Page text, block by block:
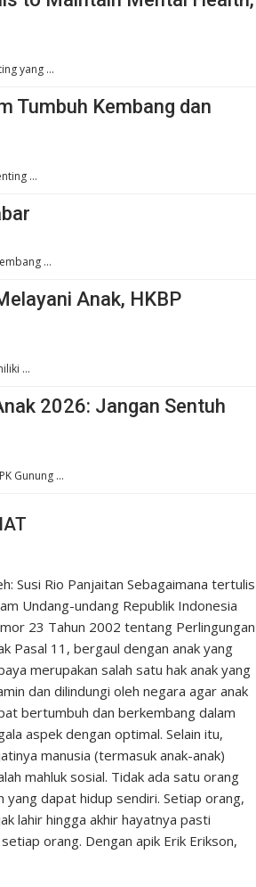
yang …
Tumbuh Kembang dan
…
…
Anak, HKBP
…
2026: Jangan Sentuh
Gunung …
Susi Rio Panjaitan Sebagaimana tertulis
Undang-undang Republik Indonesia
23 Tahun 2002 tentang Perlingungan
Pasal 11, bergaul dengan anak yang
merupakan salah satu hak anak yang
dan dilindungi oleh negara agar anak
bertumbuh dan berkembang dalam
aspek dengan optimal. Selain itu,
manusia (termasuk anak-anak)
mahluk sosial. Tidak ada satu orang
yang dapat hidup sendiri. Setiap orang,
lahir hingga akhir hayatnya pasti
orang. Dengan apik Erik Erikson,